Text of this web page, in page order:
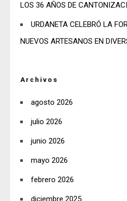
LOS 36 AÑOS DE
URDANETA CELEBRÓ LA
NUEVOS ARTESANOS EN
Archivos
agosto 2026
julio 2026
junio 2026
mayo 2026
febrero 2026
diciembre 2025